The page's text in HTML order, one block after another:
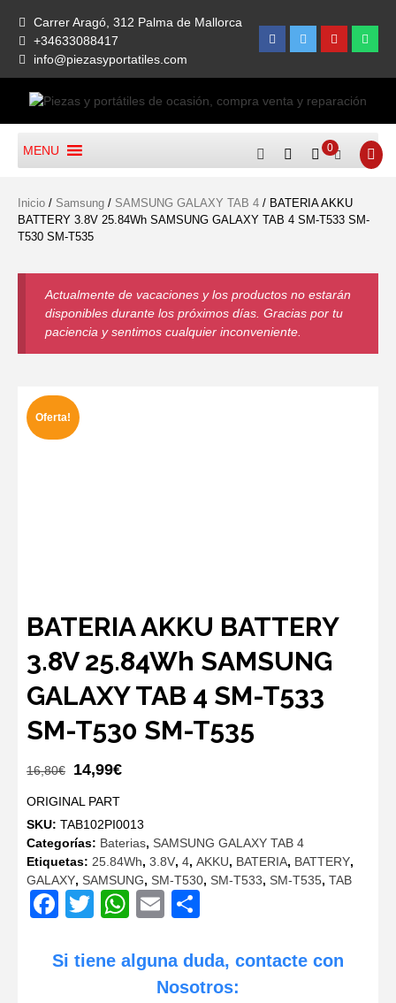
content
Carrer Aragó, 312 Palma de Mallorca
+34633088417
info@piezasyportatiles.com
Facebook
TwitterYoutube
Piezas Y Portátiles De
Ocasión, Compra Venta Y
Reparación
Teclados, Baterías, Carcasas, Placas, Gráficas, Procesadores,
MENU 0
Inicio / Samsung / SAMSUNG GALAXY TAB 4 / BATERIA AKKU
BATTERY 3.8V 25.84Wh SAMSUNG GALAXY TAB 4 SM-T533 SM-
T530 SM-T535
Actualmente de vacaciones y los productos no estarán
disponibles durante los próximos días. Gracias por tu
paciencia y sentimos cualquier inconveniente.
Oferta!
BATERIA AKKU BATTERY
3.8V 25.84Wh SAMSUNG
GALAXY TAB 4 SM-T533
SM-T530 SM-T535
16,80€
El
original
era:
16,80€.
14,99€
es:
14,99€.
ORIGINAL PART
SKU: TAB102PI0013
Categorías: Baterias, SAMSUNG GALAXY TAB 4
Etiquetas: 25.84Wh, 3.8V, 4, AKKU, BATERIA, BATTERY,
GALAXY, SAMSUNG, SM-T530, SM-T533, SM-T535, TAB
Facebook
TwitterWhatsApp
Email
Si tiene alguna duda, contacte con
Nosotros: